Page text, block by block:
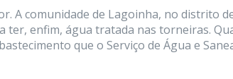
A comunidade de Lagoinha, no distrito
enfim, água tratada nas torneiras.
que o Serviço de Água e